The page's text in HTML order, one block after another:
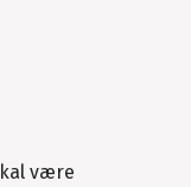
være